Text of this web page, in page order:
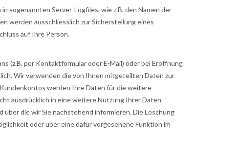
sogenannten Server-Logfiles, wie z.B. den Namen der
werden ausschliesslich zur Sicherstellung eines
auf Ihre Person.
(z.B. per Kontaktformular oder E-Mail) oder bei Eröffnung
Wir verwenden die von Ihnen mitgeteilten Daten zur
werden Ihre Daten für die weitere
ausdrücklich in eine weitere Nutzung Ihrer Daten
die wir Sie nachstehend informieren. Die Löschung
oder über eine dafür vorgesehene Funktion im